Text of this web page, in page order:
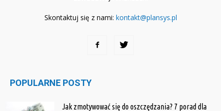
Skontaktuj się z nami: kontakt@plansys.pl
POPULARNE POSTY
Jak zmotywować się do oszczędzania? 7 porad dla